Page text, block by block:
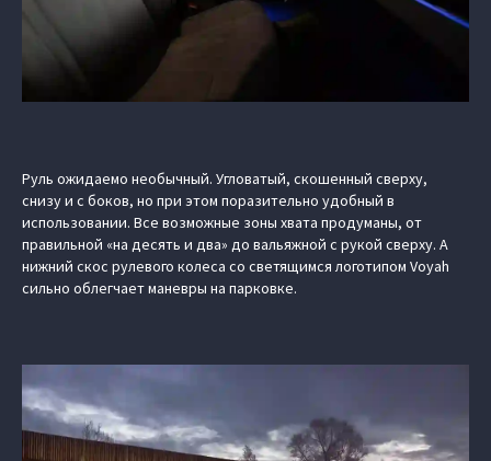
Руль ожидаемо необычный. Угловатый, скошенный сверху,
снизу и с боков, но при этом поразительно удобный в
использовании. Все возможные зоны хвата продуманы, от
правильной «на десять и два» до вальяжной с рукой сверху. А
нижний скос рулевого колеса со светящимся логотипом Voyah
сильно облегчает маневры на парковке.